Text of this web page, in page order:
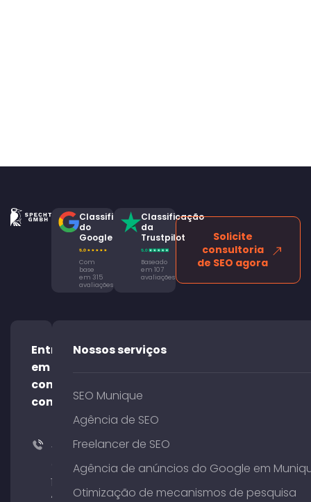
Classificação
do
Google
Com
base
em 315
avaliações
Classificação
da
Trustpilot
Baseado
em 107
avaliações
Solicite
consultoria
de SEO agora
Entre
em
contato
conosco!
+49
176
Nossos serviços
SEO Munique
Agência de SEO
Freelancer de SEO
Agência de anúncios do Google em
Otimização de mecanismos de pesquisa